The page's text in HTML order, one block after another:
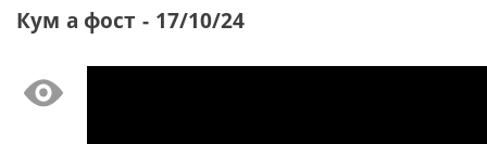
Кум а фост - 17/10/24